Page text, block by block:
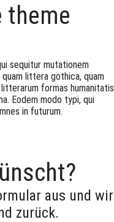
theme
sequitur mutationem
littera gothica, quam
formas humanitatis
Eodem modo typi, qui
in futurum.
aus und wir
zurück.